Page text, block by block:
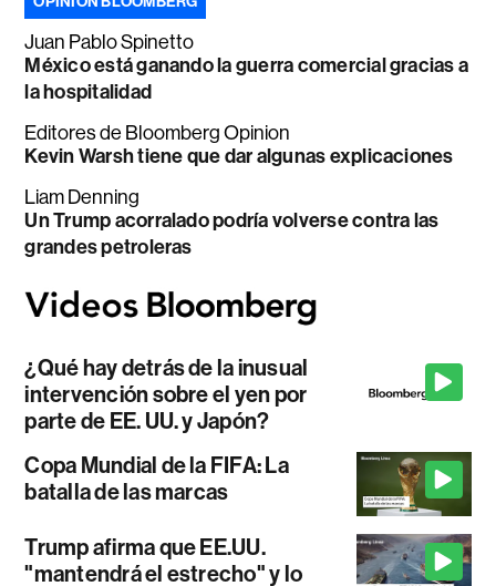
Juan Pablo Spinetto
México está ganando la guerra comercial gracias a
la hospitalidad
Editores de Bloomberg Opinion
Kevin Warsh tiene que dar algunas explicaciones
Liam Denning
Un Trump acorralado podría volverse contra las
grandes petroleras
¿Qué hay detrás de la inusual
intervención sobre el yen por
parte de EE. UU. y Japón?
Copa Mundial de la FIFA: La
batalla de las marcas
Trump afirma que EE.UU.
"mantendrá el estrecho" y lo